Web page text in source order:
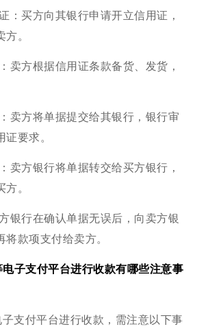
：买方向其银行申请开立信用证，
。
卖方根据信用证条款备货、发货，
卖方将单据提交给其银行，银行审
要求。
卖方银行将单据转交给买方银行，
。
银行在确认单据无误后，向卖方银
款项支付给卖方。
电子支付平台进行收款有哪些注意事
子支付平台进行收款，需注意以下事